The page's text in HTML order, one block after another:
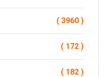
( 3960 )
( 172 )
( 182 )